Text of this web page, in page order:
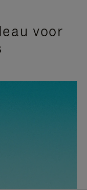
voor